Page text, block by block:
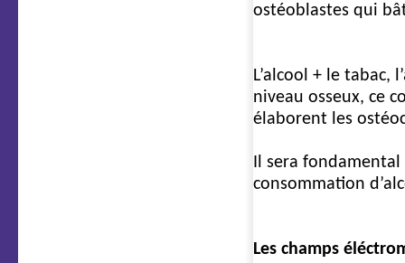
ostéoblastes qui
L’alcool + le
niveau osseux, ce
élaborent les
Il sera
consommation
Les champs